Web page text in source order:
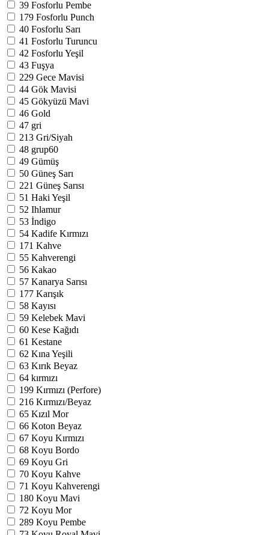
39 Fosforlu Pembe
179 Fosforlu Punch
40 Fosforlu Sarı
41 Fosforlu Turuncu
42 Fosforlu Yeşil
43 Fuşya
229 Gece Mavisi
44 Gök Mavisi
45 Gökyüzü Mavi
46 Gold
47 gri
213 Gri/Siyah
48 grup60
49 Gümüş
50 Güneş Sarı
221 Güneş Sarısı
51 Haki Yeşil
52 Ihlamur
53 İndigo
54 Kadife Kırmızı
171 Kahve
55 Kahverengi
56 Kakao
57 Kanarya Sarısı
177 Karışık
58 Kayısı
59 Kelebek Mavi
60 Kese Kağıdı
61 Kestane
62 Kına Yeşili
63 Kırık Beyaz
64 kırmızı
199 Kırmızı (Perfore)
216 Kırmızı/Beyaz
65 Kızıl Mor
66 Koton Beyaz
67 Koyu Kırmızı
68 Koyu Bordo
69 Koyu Gri
70 Koyu Kahve
71 Koyu Kahverengi
180 Koyu Mavi
72 Koyu Mor
289 Koyu Pembe